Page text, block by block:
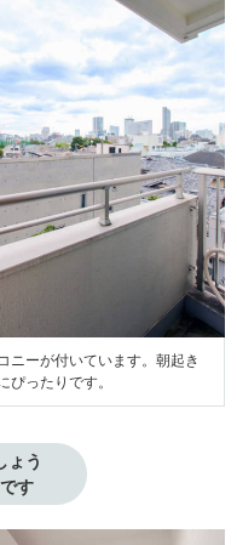
ニーが付いています。朝起き
ったりです。
ょう
す